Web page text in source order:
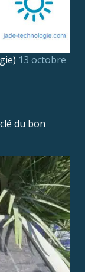
13 octobre
du bon